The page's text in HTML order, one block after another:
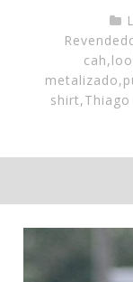
cah,
metalizado,
shirt,